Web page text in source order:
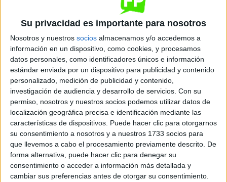
Su privacidad es importante para nosotros
Nosotros y nuestros socios almacenamos y/o accedemos a
información en un dispositivo, como cookies, y procesamos
datos personales, como identificadores únicos e información
estándar enviada por un dispositivo para publicidad y contenido
personalizado, medición de publicidad y contenido,
investigación de audiencia y desarrollo de servicios. Con su
permiso, nosotros y nuestros socios podemos utilizar datos de
localización geográfica precisa e identificación mediante las
características de dispositivos. Puede hacer clic para otorgarnos
su consentimiento a nosotros y a nuestros 1733 socios para
que llevemos a cabo el procesamiento previamente descrito. De
forma alternativa, puede hacer clic para denegar su
consentimiento o acceder a información más detallada y
cambiar sus preferencias antes de otorgar su consentimiento.
Higiene Bucodental
IES Al-Basit
Albacete Grado Superior Público
MODALIDADPresencial
Higiene Bucodental
IES Al-Basit
Albacete Grado Superior Público
MODALIDADPresencial